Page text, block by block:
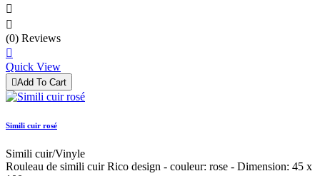


(0) Reviews

Quick View
Add To Cart
Simili cuir rosé
Simili cuir/Vinyle
Rouleau de simili cuir Rico design - couleur: rose - Dimension: 45 x